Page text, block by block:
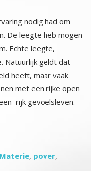
nodig had om
leegte heb mogen
Echte leegte,
Natuurlijk geldt dat
heeft, maar vaak
met een rijke open
rijk gevoelsleven.
Materie, pover,